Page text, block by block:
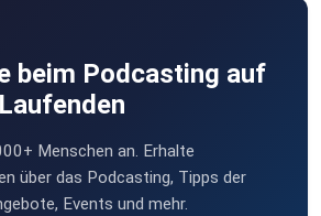
beim Podcasting auf
Menschen an. Erhalte
über das Podcasting, Tipps der
Events und mehr.